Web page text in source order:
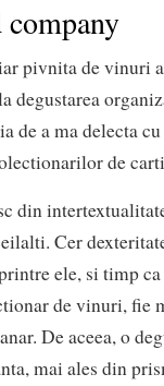
pivnita de vinuri
degustarea
de a ma delecta
de
din
Cer
ele, si timp
de vinuri, fie
De aceea, o
mai ales din